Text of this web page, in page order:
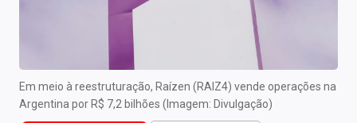
Carteiras Recomendadas
Central de Dividendos
Central de Fundos Imobiliários
Em meio à reestruturação, Raízen (RAIZ4) vende operações na
Argentina por R$ 7,2 bilhões (Imagem: Divulgação)